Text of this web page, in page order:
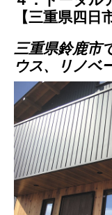
【三重県四日
三重県鈴鹿市
ウス、リノベ